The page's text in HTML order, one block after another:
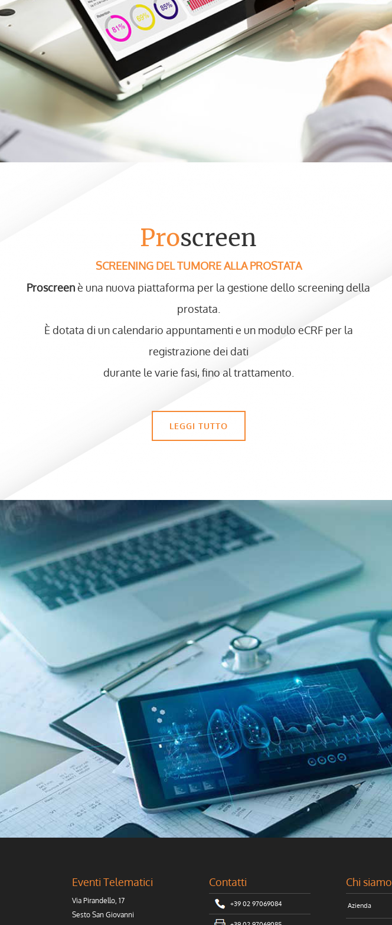
Proscreen
SCREENING DEL TUMORE ALLA PROSTATA
Proscreenè una nuova piattaforma per la gestione dello screening della
prostata.
È dotata di un calendario appuntamenti e un modulo eCRF per la
registrazione dei dati
durante le varie fasi, fino al trattamento.
LEGGI TUTTO
Eventi Telematici
Via Pirandello, 17
Sesto San Giovanni
Contatti
+39 02 97069084
Chi siamo
Azienda